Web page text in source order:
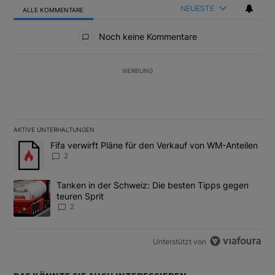
ALLE KOMMENTARE NEUESTE
Noch keine Kommentare
WERBUNG
AKTIVE UNTERHALTUNGEN
Das Folgende ist eine Liste der am meisten kommentierten
Ein Trendartikel mit dem Titel "Fifa verwirft Pläne für den
Fifa verwirft Pläne für den Verkauf von WM-Anteilen
2
Ein Trendartikel mit dem Titel "Tanken in der Schweiz: Die
Tanken in der Schweiz: Die besten Tipps gegen
teuren Sprit
2
Unterstützt von